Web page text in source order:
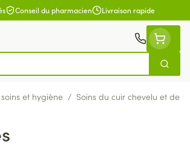
Conseil du pharmacien Livraison rapide
et hygiène / Soins du cuir chevelu et des